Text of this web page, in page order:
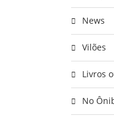
News
Vilões
Livros
No